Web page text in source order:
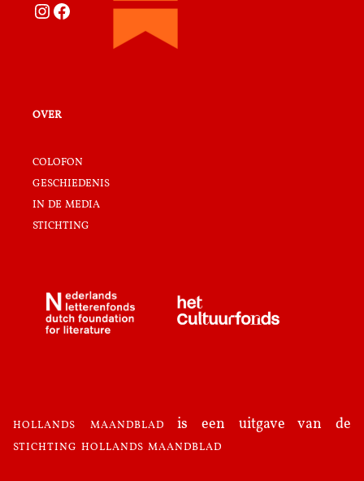
Instagram Facebook
over
colofon
geschiedenis
in de media
stichting
hollands maandblad is een uitgave van de
stichting hollands maandblad